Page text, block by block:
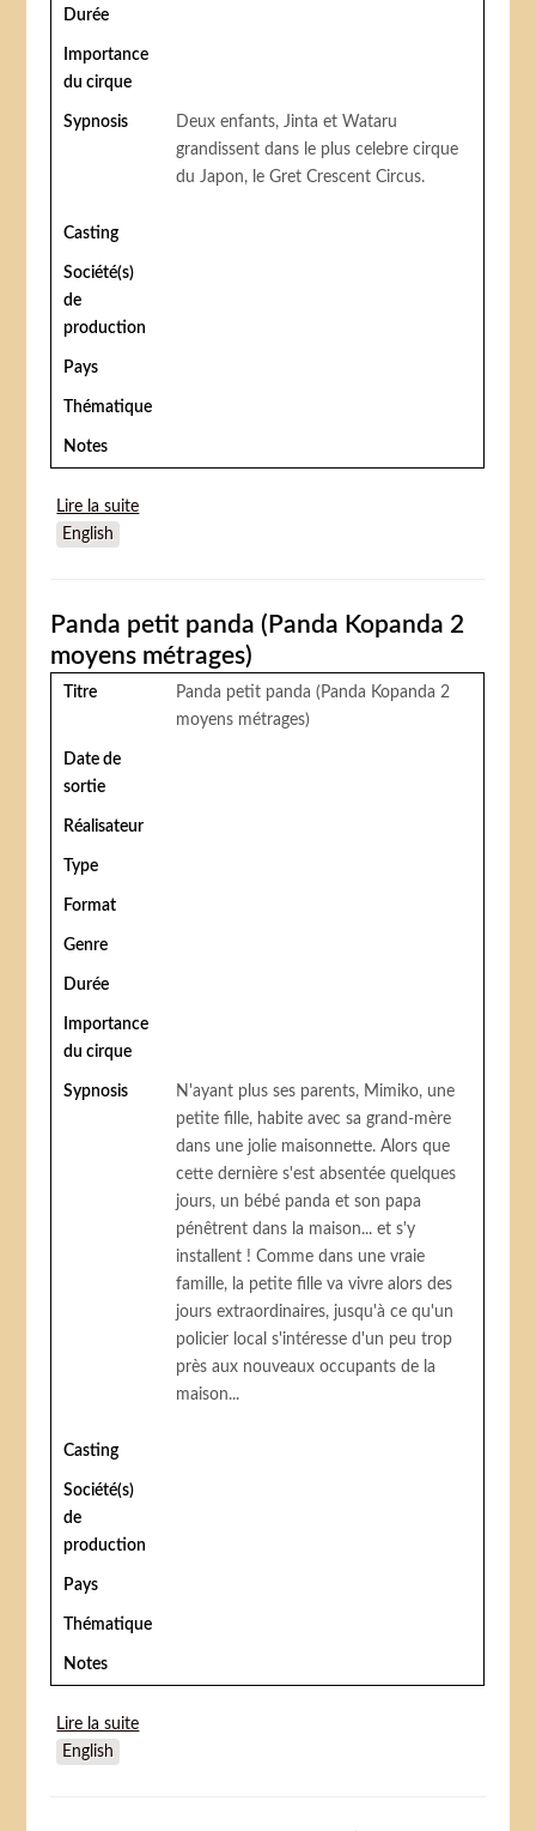
Durée
Importance
du cirque
Sypnosis
Deux enfants, Jinta et Wataru
grandissent dans le plus celebre cirque
du Japon, le Gret Crescent Circus.
Casting
Société(s)
de
production
Pays
Thématique
Notes
Lire la suite
English
Panda petit panda (Panda Kopanda 2
moyens métrages)
Titre
Panda petit panda (Panda Kopanda 2
moyens métrages)
Date de
sortie
Réalisateur
Type
Format
Genre
Durée
Importance
du cirque
Sypnosis
N'ayant plus ses parents, Mimiko, une
petite fille, habite avec sa grand-mère
dans une jolie maisonnette. Alors que
cette dernière s'est absentée quelques
jours, un bébé panda et son papa
pénêtrent dans la maison... et s'y
installent ! Comme dans une vraie
famille, la petite fille va vivre alors des
jours extraordinaires, jusqu'à ce qu'un
policier local s'intéresse d'un peu trop
près aux nouveaux occupants de la
maison...
Casting
Société(s)
de
production
Pays
Thématique
Notes
Lire la suite
English